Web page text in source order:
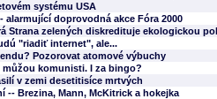
systému USA
alarmující doprovodná akce Fóra 2000
Strana zelených diskredituje ekologickou
"riadiť internet", ale...
Pozorovat atomové výbuchy
komunisti. I za bingo?
v zemi desetitisíce mrtvých
-- Brezina, Mann, McKitrick a hokejka